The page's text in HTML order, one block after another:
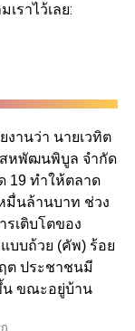
ราไว้เลย:
งานว่า นายเวทิต
หพัฒนพิบูล จำกัด
19 ทำให้ตลาด
มื่นล้านบาท ช่วง
รเติบโตของ
บบถ้วย (คัพ) ร้อย
ต ประชาชนมี
น ขณะอยู่บ้าน